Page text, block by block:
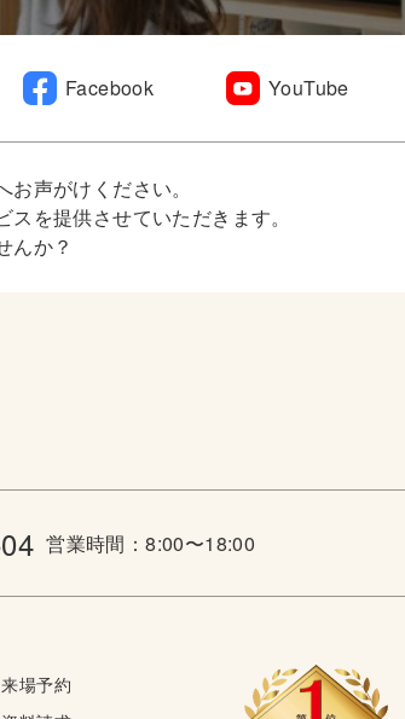
Facebook YouTube
声がけください。
を提供させていただきます。
んか？
営業時間：8:00〜18:00
来場予約